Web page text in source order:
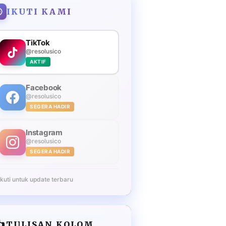
IKUTI KAMI
TikTok
@resolusico
AKTIF
Facebook
@resolusico
SEGERA HADIR
Instagram
@resolusico
SEGERA HADIR
untuk update terbaru